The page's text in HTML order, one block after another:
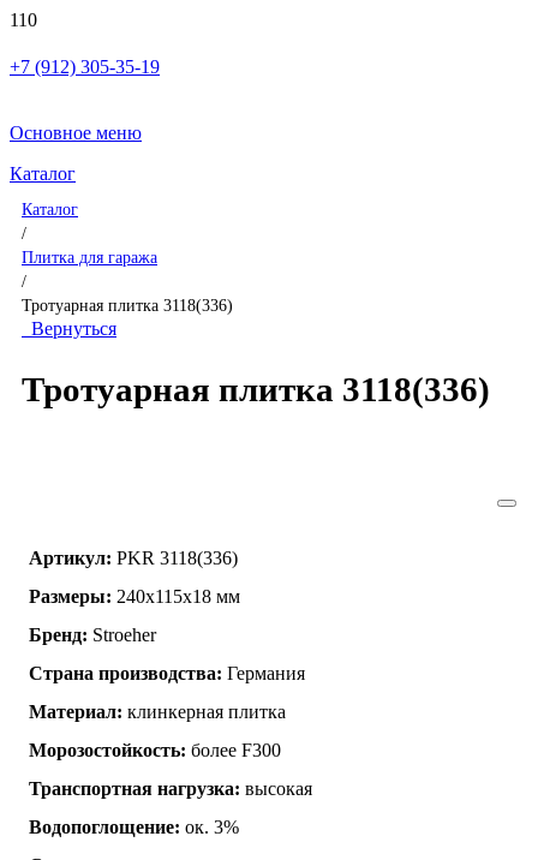
+7 (912) 305-35-19
Основное меню
Каталог
Каталог
/
Плитка для гаража
/
Тротуарная плитка 3118(336)
Вернуться
Тротуарная плитка 3118(336)
Артикул: PKR 3118(336)
Размеры: 240х115х18 мм
Бренд: Stroeher
Страна производства: Германия
Материал: клинкерная плитка
Морозостойкость: более F300
Транспортная нагрузка: высокая
Водопоглощение: ок. 3%